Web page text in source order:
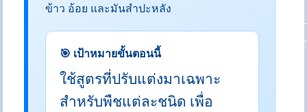
ข้าว อ้อย และมันสำปะหลัง
🎯 เป้าหมายขั้นตอนนี้
ใช้สูตรที่ปรับแต่งมาเฉพาะ
สำหรับพืชแต่ละชนิด เพื่อ